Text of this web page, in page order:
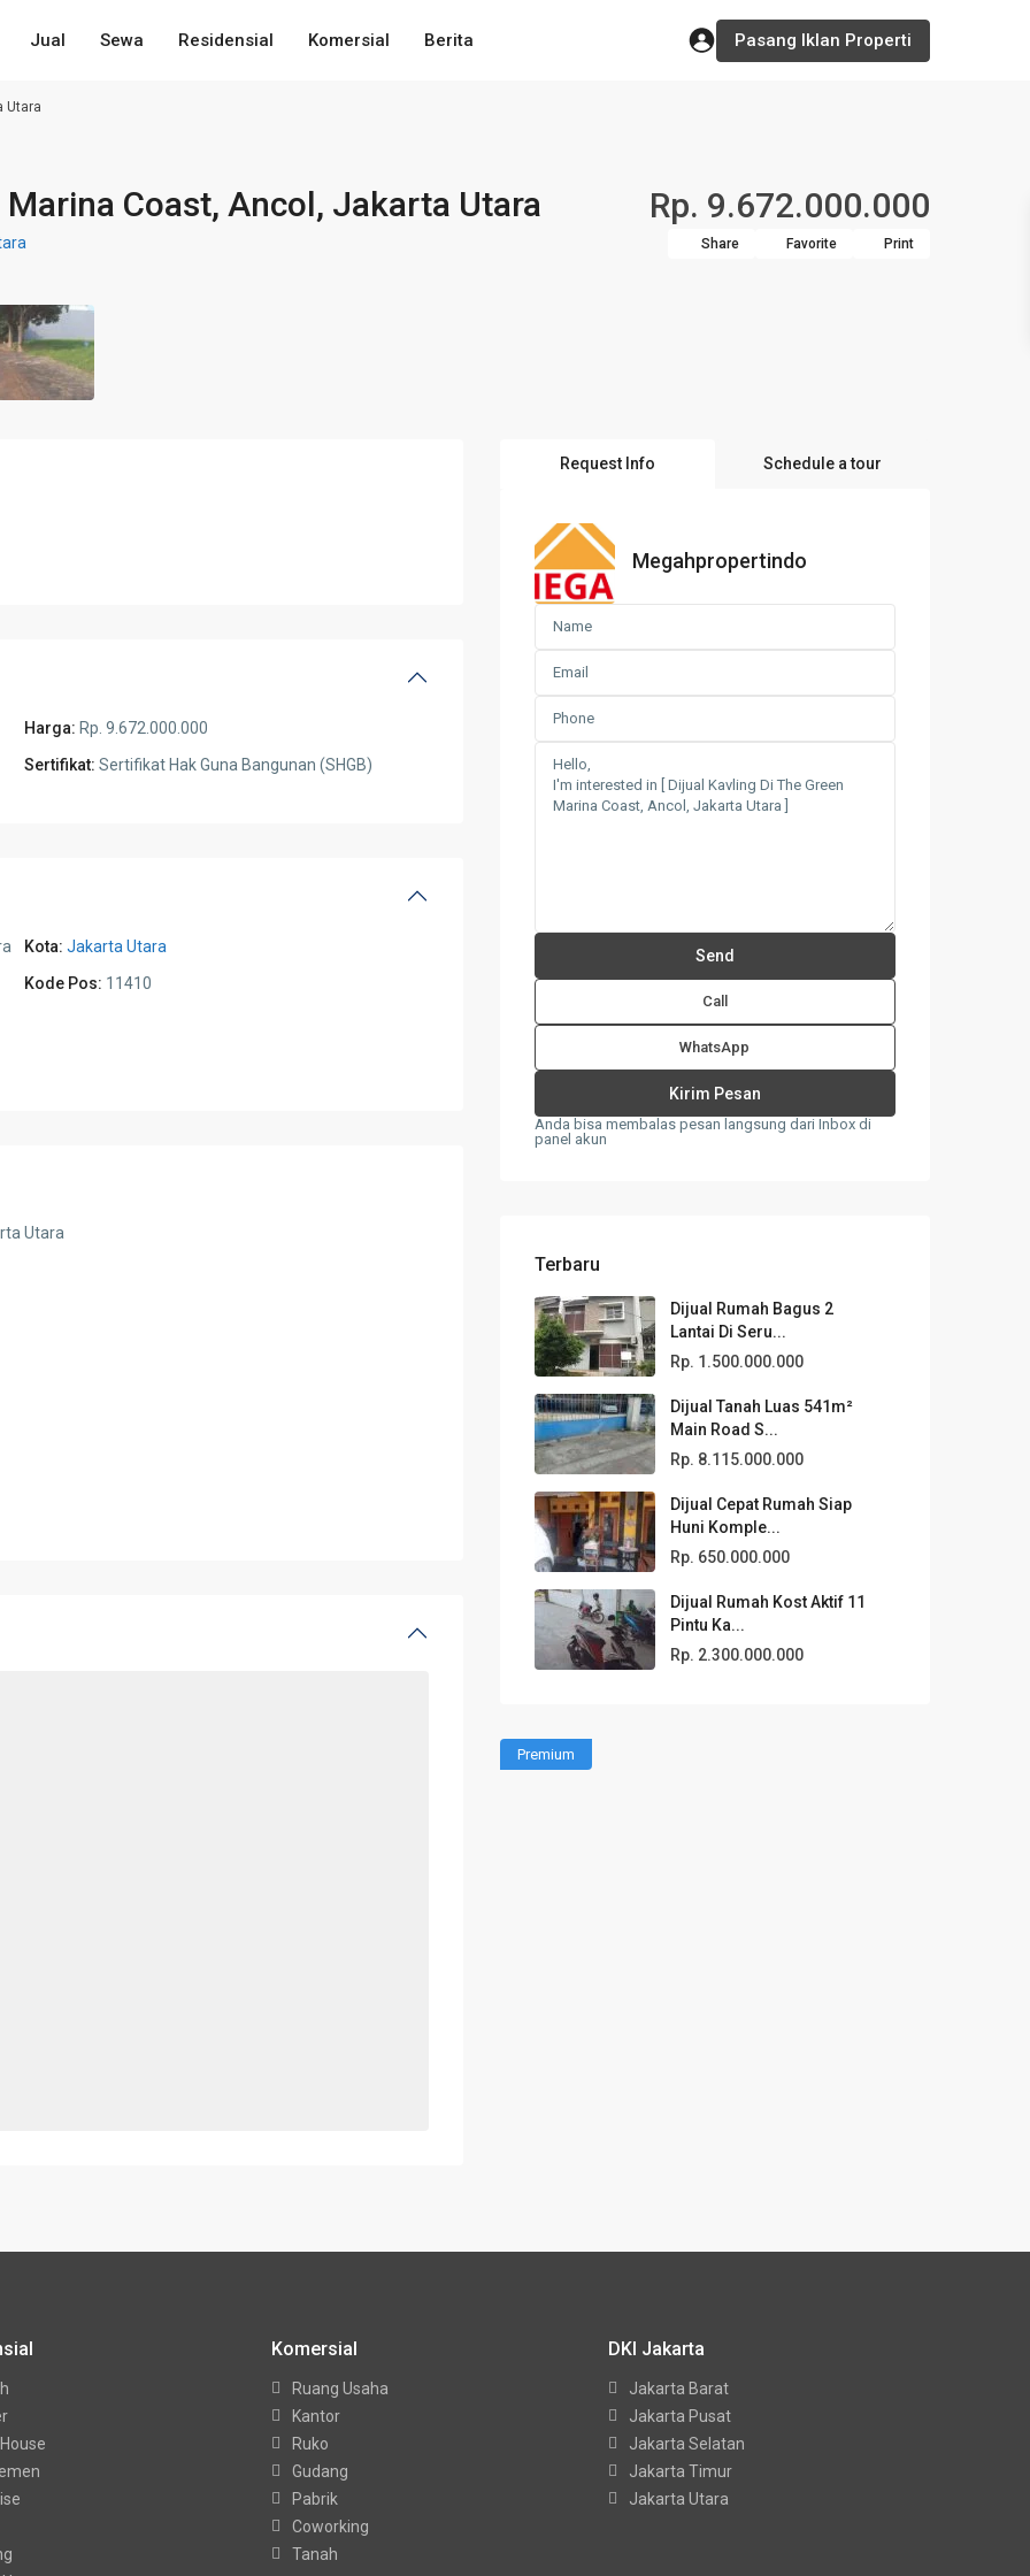
Jual Sewa Residensial Komersial Berita Pasang Iklan Properti
Utara
Coast, Ancol, Jakarta Utara Rp. 9.672.000.000
Share Favorite Print
Harga: Rp. 9.672.000.000
Sertifikat: Sertifikat Hak Guna Bangunan (SHGB)
Kota: Jakarta Utara
Kode Pos: 11410
Utara
Request Info Schedule a tour
Megahpropertindo
Call
WhatsApp
Anda bisa membalas pesan langsung dari Inbox di
panel akun
Terbaru
Dijual Rumah Bagus 2
Lantai Di Seru...
Rp. 1.500.000.000
Dijual Tanah Luas 541m²
Main Road S...
Rp. 8.115.000.000
Dijual Cepat Rumah Siap
Huni Komple...
Rp. 650.000.000
Dijual Rumah Kost Aktif 11
Pintu Ka...
Rp. 2.300.000.000
Premium
Komersial
Ruang Usaha
Kantor
Ruko
Gudang
Pabrik
Coworking
Tanah
DKI Jakarta
Jakarta Barat
Jakarta Pusat
Jakarta Selatan
Jakarta Timur
Jakarta Utara